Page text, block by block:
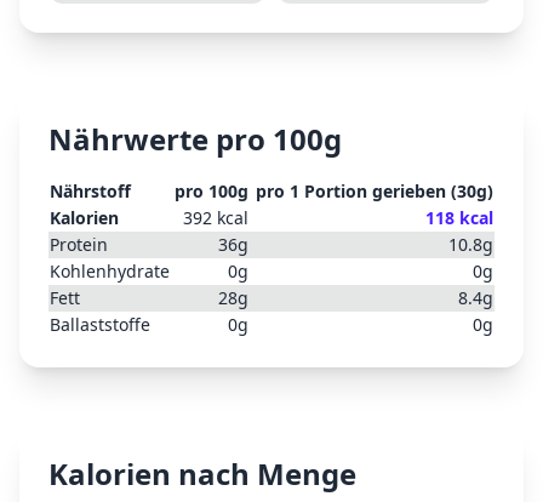
Nährwerte pro 100g
Nährstoff pro 100g pro 1 Portion gerieben (30g)
Kalorien
392 kcal 118 kcal
Protein
36g 10.8g
Kohlenhydrate
0g 0g
Fett
28g 8.4g
Ballaststoffe
0g 0g
Kalorien nach Menge